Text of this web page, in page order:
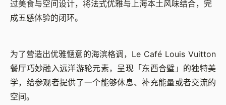
过美食与空间设计，将法式优雅与上海本土风味结合，完
成五感体验的闭环。
为了营造出优雅惬意的海滨格调，Le Café Louis Vuitton
餐厅巧妙融入远洋游轮元素，呈现「东西合璧」的独特美
学，给参观者提供了一个能够休息、补充能量或者交流的
空间。